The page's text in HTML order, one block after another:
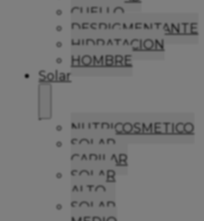
CUELLO
DESPIGMENTANTE
HIDRATACION
HOMBRE
Solar
NUTRICOSMETICO
SOLAR
CAPILAR
SOLAR
ALTO
SOLAR